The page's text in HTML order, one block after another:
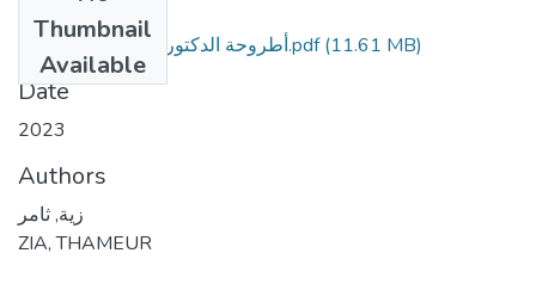
Thumbnail
Available
أطروحة الدكتوراه ثـامـــــر زيـــــة.pdf(11.61 MB)
Date
2023
Authors
زية, ثامر
ZIA, THAMEUR